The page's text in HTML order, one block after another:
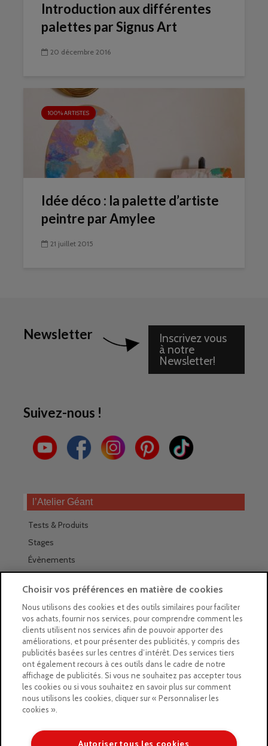
Introduction aux différentes
palettes par Signus Art
20 décembre 2016
100% ARTISTES
Idée déco : la palette d’artiste
peintre par Amylee
21 juillet 2015
Newsletter
Inscrivez vous
à notre
Newsletter!
Suivez-nous !
l’Atelier Géant
Tests & Produits
Stages
Évènements
Trouver nos magasins
La newsletter des magasins
Feuilleter le Guide
Gratuit : intégrer le Guide
Marques Beaux-Arts
Matériel pour l’aquarelle
Matériel pour l’acrylique
Choisir vos préférences en matière de cookies
Nous utilisons des cookies et des outils similaires pour faciliter
vos achats, fournir nos services, pour comprendre comment les
clients utilisent nos services afin de pouvoir apporter des
améliorations, et pour présenter des publicités, y compris des
publicités basées sur les centres d’intérêt. Des services tiers
ont également recours à ces outils dans le cadre de notre
affichage de publicités. Si vous ne souhaitez pas accepter tous
les cookies ou si vous souhaitez en savoir plus sur comment
nous utilisons les cookies, cliquer sur « Personnaliser les
cookies ».